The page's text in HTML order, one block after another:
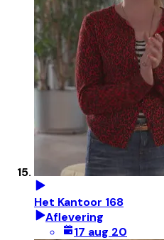
Het Kantoor 168
Aflevering
17 aug 20